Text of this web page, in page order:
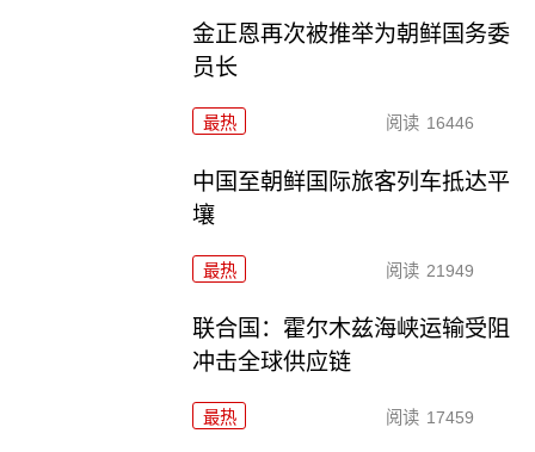
金正恩再次被推举为朝鲜国务委
员长
最热 阅读 16446
中国至朝鲜国际旅客列车抵达平
壤
最热 阅读 21949
联合国：霍尔木兹海峡运输受阻
冲击全球供应链
最热 阅读 17459